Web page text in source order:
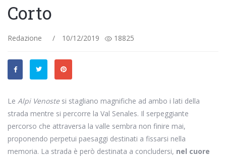
Corto
Redazione / 10/12/2019 18825
Le Alpi Venostesi stagliano magnifiche ad ambo i lati della
strada mentre si percorre la Val Senales. Il serpeggiante
percorso che attraversa la valle sembra non finire mai,
proponendo perpetui paesaggi destinati a fissarsi nella
memoria. La strada è però destinata a concludersi, nel cuore